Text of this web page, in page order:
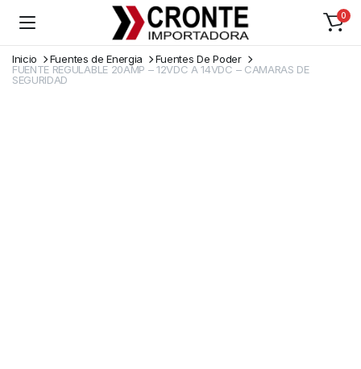
0
Inicio Fuentes de Energia
Fuentes De Poder
FUENTE REGULABLE 20AMP – 12VDC A 14VDC – CAMARAS DE
SEGURIDAD